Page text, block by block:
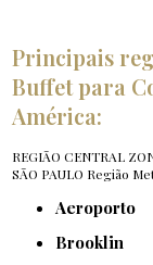
Principais
Buffet para
América:
REGIÃO CENTRAL
SÃO PAULO Região
Aeroporto
Brooklin